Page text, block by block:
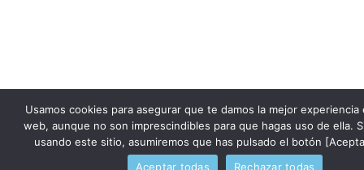
Usamos cookies para asegurar que te damos la mejor experiencia
web, aunque no son imprescindibles para que hagas uso de ella.
usando este sitio, asumiremos que has pulsado el botón
Aceptar todas
Rechazar todas